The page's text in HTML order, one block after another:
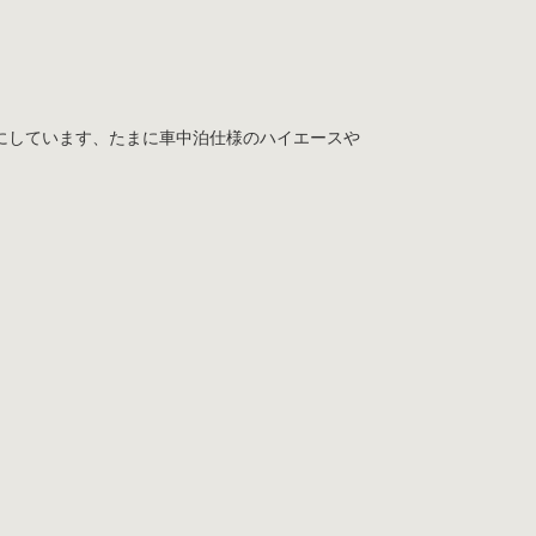
ています、たまに車中泊仕様のハイエースや